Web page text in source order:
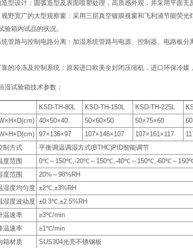
型设计：圆弧造型及表面喷塑处理，高质感外观，并采用平面无
野宽广的大型观察窗：采用三层真空镀膜视窗和飞利浦节能荧
验箱内试品的状况。
管路与控制电路分离：加湿系统管路与电源、控制器、电路板
的冷冻及控制系统：原装进口欧美全封闭压缩机，进口环保冷媒
湿试验箱技术参数：
KSD-TH-80L KSD-TH-150L KSD-TH-225L
40×50×40 50×60×50 50×75×60
97×136×97 107×146×107 107×161×117
制方式
平衡调温调湿方式(BTHC)PID智能调节
度范围
0℃～150℃,-20℃～150℃,-40℃～150℃,-60℃～
度范围
20%～98%RH
湿度均匀度 ±2℃,±3%RH
湿度波动度 ±0.3℃,±2.5%RH
温速率
≥3℃/min
温速率
≥1℃/min
箱材质
SUS304光亮不锈钢板